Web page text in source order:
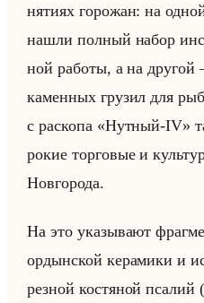
ня­ти­ях го­ро­жан: на
нашли пол­ный набор
ной ра­бо­ты, а на
ка­мен­ных гру­зил для
с рас­ко­па «Нутный-IV»
ро­кие тор­го­вые и
Нов­го­ро­да.
На это ука­зы­ва­ют
ор­дын­ской ке­ра­ми­ки и
рез­ной ко­стя­ной